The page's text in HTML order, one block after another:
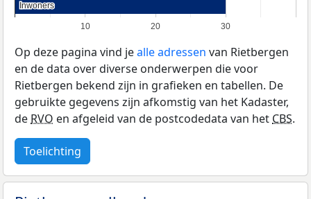
10 20 30
Inwoners
Inwoners
Op deze pagina vind jealle adressen van Rietbergen
en de data over diverse onderwerpen die voor
Rietbergen bekend zijn in grafieken en tabellen. De
gebruikte gegevens zijn afkomstig van het Kadaster,
deRVO en afgeleid van de postcodedata van hetCBS.
Toelichting